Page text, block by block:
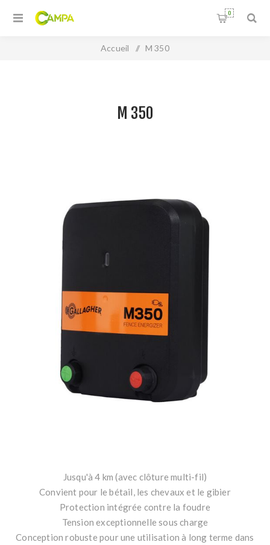
0
Accueil / M 350
M 350
Jusqu'à 4 km (avec clôture multi-fil)
Convient pour le bétail, les chevaux et le gibier
Protection intégrée contre la foudre
Tension exceptionnelle sous charge
Conception robuste pour une utilisation à long terme dans